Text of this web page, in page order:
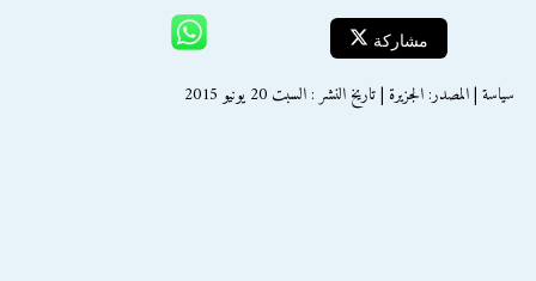
مشاركة
سياسة | المصدر: الجزيرة | تاريخ النشر : السبت 20 يونيو 2015